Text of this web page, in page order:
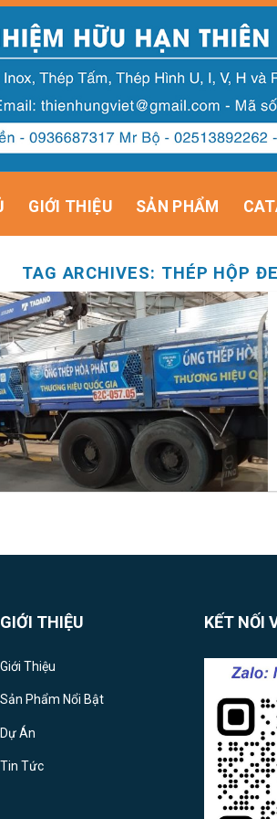
GIỚI THIỆU SẢN PHẨM
TAG ARCHIVES: THÉP HỘP
GIỚI THIỆU
Giới Thiệu
Sản Phẩm Nổi Bật
Dự Án
Tin Tức
KẾT NỐI